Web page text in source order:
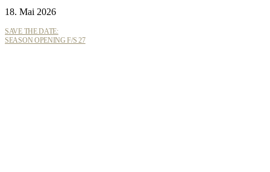
18. Mai 2026
SAVE THE DATE:
SEASON OPENING F/S 27